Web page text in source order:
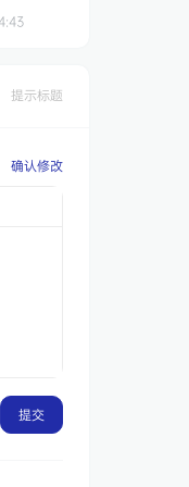
提示标题
确认修改
提交